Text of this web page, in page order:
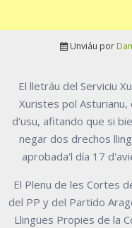
Unviáu por
El lletráu del Serviciu
Xuristes pol Asturianu,
d’usu, afitando que si
negar dos drechos
aprobada'l día 17
El Plenu de les Cortes
del PP y del Partido
Llingües Propies de la